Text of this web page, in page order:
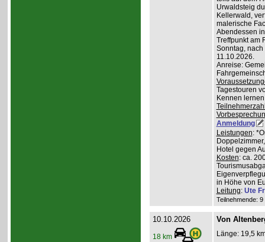
Urwaldsteig
Kellerwald,
malerische
Abendessen
Treffpunkt am
Sonntag,
11.10.2026.
Anreise:
Tagestouren
Kennen
Anmeldung
Leistungen:
Hotel gegen
Kosten: ca.
in Höhe von
Leitung: Ute
Teilnehmende:
10.10.2026
18 km
Von
Länge: 19,5